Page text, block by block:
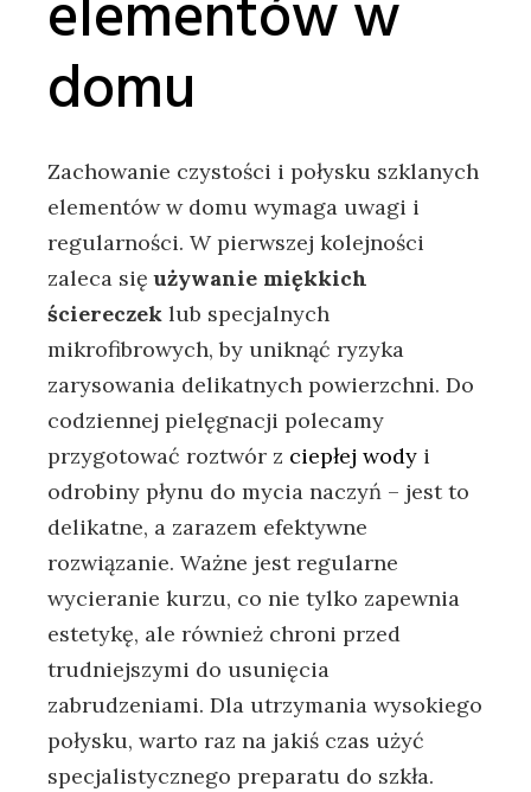
domu
Zachowanie‌ czystości ‌i połysku szklanych
elementów⁣ w domu wymaga uwagi⁢ i
regularności. W pierwszej kolejności
zaleca sięużywanie ‍miękkich
‌ściereczek lub specjalnych
mikrofibrowych, by ​uniknąć ryzyka
zarysowania delikatnych powierzchni. Do
codziennej ⁣pielęgnacji ​polecamy
przygotować roztwór z ciepłej wody i
⁤odrobiny ⁢płynu do mycia‍ naczyń – jest to
delikatne, a zarazem efektywne
rozwiązanie. Ważne⁢ jest regularne
wycieranie kurzu,‌ co nie tylko zapewnia
estetykę, ​ale również ‌chroni przed
trudniejszymi do⁣ usunięcia
zabrudzeniami. ⁣Dla utrzymania wysokiego
połysku, warto raz na jakiś czas użyć
specjalistycznego preparatu do szkła.